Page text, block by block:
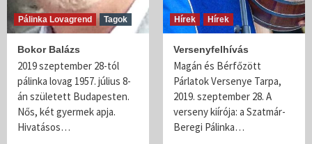
Pálinka Lovagrend Tagok
Bokor Balázs
2019 szeptember 28-tól
pálinka lovag 1957. július 8-
án született Budapesten.
Nős, két gyermek apja.
Hivatásos…
Hírek Hírek
Versenyfelhívás
Magán és Bérfőzött
Párlatok Versenye Tarpa,
2019. szeptember 28. A
verseny kiírója: a Szatmár-
Beregi Pálinka…